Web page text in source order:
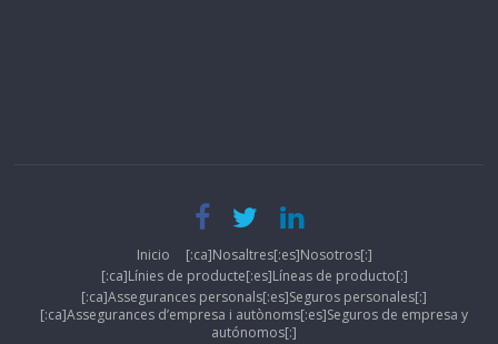
Inicio
[:ca]Nosaltres[:es]Nosotros[:]
[:ca]Línies de producte[:es]Líneas de producto[:]
[:ca]Assegurances personals[:es]Seguros personales[:]
[:ca]Assegurances d’empresa i autònoms[:es]Seguros de empresa y
autónomos[:]